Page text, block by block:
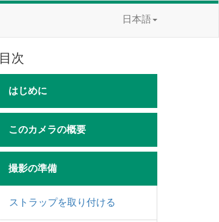
日本語
目次
はじめに
このカメラの概要
撮影の準備
ストラップを取り付ける